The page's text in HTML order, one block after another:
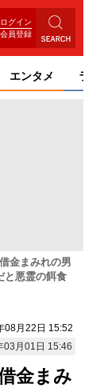
ログイン
会員登録
エンタメ ライ
金まみれの男
と悪霊の餌食
08月22日 15:52
03月01日 15:46
金まみ